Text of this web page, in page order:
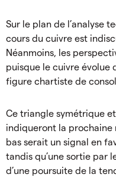
Sur le plan de l’analyse
cours du cuivre est
Néanmoins, les
puisque le cuivre évolue
figure chartiste de
Ce triangle symétrique
indiqueront la prochaine
bas serait un signal en
tandis qu’une sortie par
d’une poursuite de la